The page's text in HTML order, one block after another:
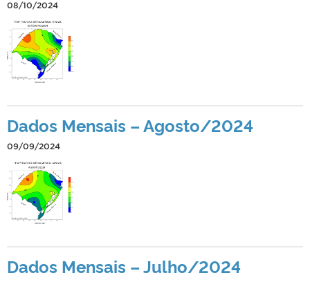
08/10/2024
Dados Mensais – Agosto/2024
09/09/2024
Dados Mensais – Julho/2024